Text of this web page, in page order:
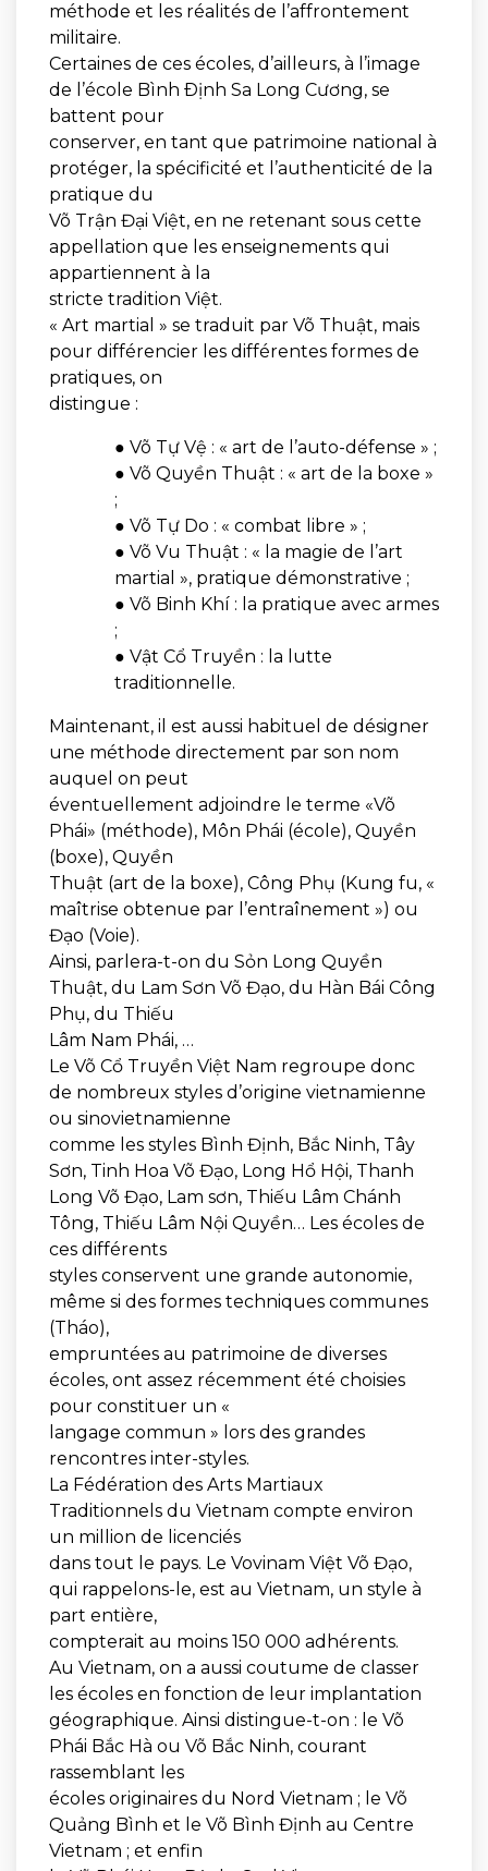
méthode et les réalités de l’affrontement
militaire.
Certaines de ces écoles, d’ailleurs, à l’image
de l’école Bình Ðịnh Sa Long Cương, se
battent pour
conserver, en tant que patrimoine national à
protéger, la spécificité et l’authenticité de la
pratique du
Võ Trận Đại Việt, en ne retenant sous cette
appellation que les enseignements qui
appartiennent à la
stricte tradition Việt.
« Art martial » se traduit par Võ Thuật, mais
pour différencier les différentes formes de
pratiques, on
distingue :
● Võ Tự Vệ : « art de l’auto-défense » ;
● Võ Quyền Thuật : « art de la boxe »
;
● Võ Tự Do : « combat libre » ;
● Võ Vu Thuật : « la magie de l’art
martial », pratique démonstrative ;
● Võ Binh Khí : la pratique avec armes
;
● Vật Cổ Truyền : la lutte
traditionnelle.
Maintenant, il est aussi habituel de désigner
une méthode directement par son nom
auquel on peut
éventuellement adjoindre le terme «Võ
Phái» (méthode), Môn Phái (école), Quyền
(boxe), Quyền
Thuật (art de la boxe), Công Phụ (Kung fu, «
maîtrise obtenue par l’entraînement ») ou
Đạo (Voie).
Ainsi, parlera-t-on du Sỏn Long Quyền
Thuật, du Lam Sơn Võ Đạo, du Hàn Bái Công
Phụ, du Thiếu
Lâm Nam Phái, …
Le Võ Cổ Truyền Việt Nam regroupe donc
de nombreux styles d’origine vietnamienne
ou sinovietnamienne
comme les styles Bình Định, Bắc Ninh, Tây
Sơn, Tinh Hoa Võ Đạo, Long Hổ Hội, Thanh
Long Võ Đạo, Lam sơn, Thiếu Lâm Chánh
Tông, Thiếu Lâm Nội Quyền… Les écoles de
ces différents
styles conservent une grande autonomie,
même si des formes techniques communes
(Tháo),
empruntées au patrimoine de diverses
écoles, ont assez récemment été choisies
pour constituer un «
langage commun » lors des grandes
rencontres inter-styles.
La Fédération des Arts Martiaux
Traditionnels du Vietnam compte environ
un million de licenciés
dans tout le pays. Le Vovinam Việt Võ Đạo,
qui rappelons-le, est au Vietnam, un style à
part entière,
compterait au moins 150 000 adhérents.
Au Vietnam, on a aussi coutume de classer
les écoles en fonction de leur implantation
géographique. Ainsi distingue-t-on : le Võ
Phái Bắc Hà ou Võ Bắc Ninh, courant
rassemblant les
écoles originaires du Nord Vietnam ; le Võ
Quảng Bình et le Võ Bình Định au Centre
Vietnam ; et enfin